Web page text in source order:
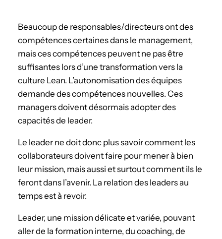
Beaucoup de responsables/directeurs ont des
compétences certaines dans le management,
mais ces compétences peuvent ne pas être
suffisantes lors d’une transformation vers la
culture Lean. L’autonomisation des équipes
demande des compétences nouvelles. Ces
managers doivent désormais adopter des
capacités de leader.
Le leader ne doit donc plus savoir comment les
collaborateurs doivent faire pour mener à bien
leur mission, mais aussi et surtout comment ils le
feront dans l’avenir. La relation des leaders au
temps est à revoir.
Leader, une mission délicate et variée, pouvant
aller de la formation interne, du coaching, de